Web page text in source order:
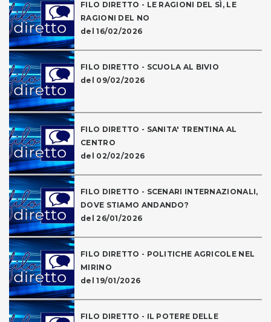
FILO DIRETTO - LE RAGIONI DEL SÌ, LE
RAGIONI DEL NO
del 16/02/2026
FILO DIRETTO - SCUOLA AL BIVIO
del 09/02/2026
FILO DIRETTO - SANITA' TRENTINA AL
CENTRO
del 02/02/2026
FILO DIRETTO - SCENARI INTERNAZIONALI,
DOVE STIAMO ANDANDO?
del 26/01/2026
FILO DIRETTO - POLITICHE AGRICOLE NEL
MIRINO
del 19/01/2026
FILO DIRETTO - IL POTERE DELLE